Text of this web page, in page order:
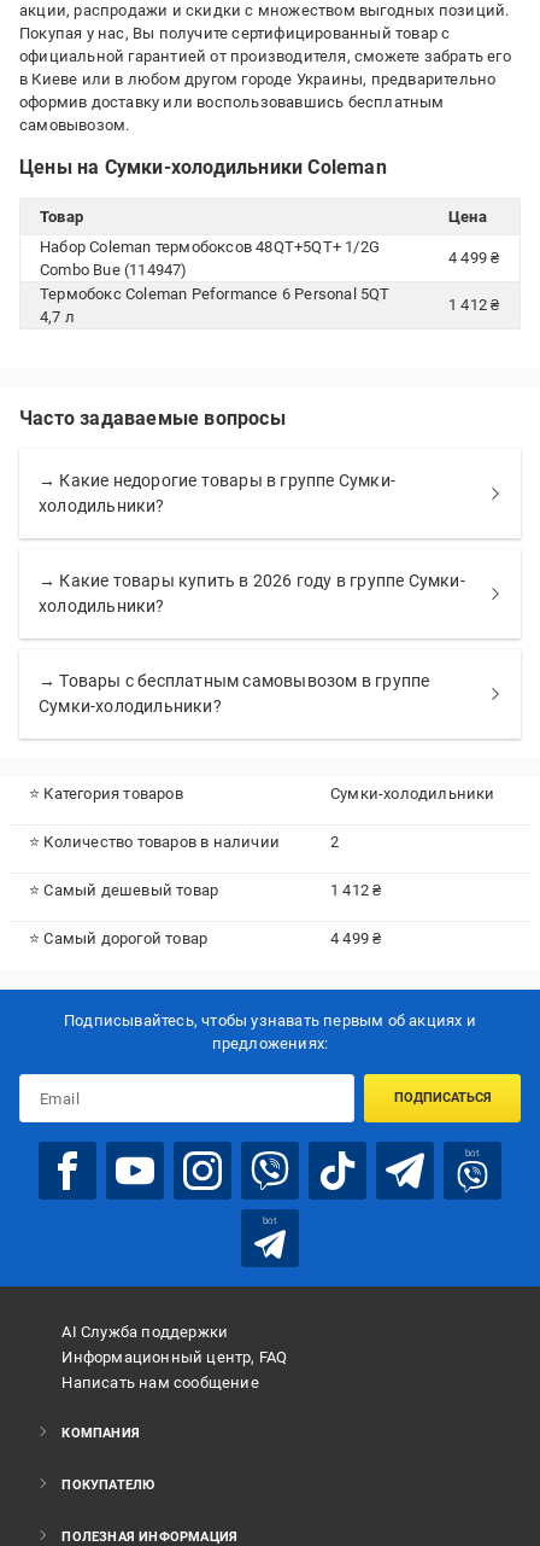
акции, распродажи и скидки с множеством выгодных позиций.
Покупая у нас, Вы получите сертифицированный товар с
официальной гарантией от производителя, сможете забрать его
в Киеве или в любом другом городе Украины, предварительно
оформив доставку или воспользовавшись бесплатным
самовывозом.
Цены на Сумки-холодильники Coleman
Товар
Цена
Набор Coleman термобоксов 48QT+5QT+ 1/2G
Combo Bue (114947)
4 499 ₴
Термобокс Coleman Peformance 6 Personal 5QT
4,7 л
1 412 ₴
Часто задаваемые вопросы
→ Какие недорогие товары в группе Сумки-
холодильники?
→ Какие товары купить в 2026 году в группе Сумки-
холодильники?
→ Товары с бесплатным самовывозом в группе
Сумки-холодильники?
⭐ Категория товаров Сумки-холодильники
⭐ Количество товаров в наличии 2
⭐ Самый дешевый товар 1 412 ₴
⭐ Самый дорогой товар 4 499 ₴
Подписывайтесь, чтобы узнавать первым об акцияx и
предложениях:
ПОДПИСАТЬСЯ
bot
bot
AI Служба поддержки
Информационный центр, FAQ
Написать нам сообщение
КОМПАНИЯ
ПОКУПАТЕЛЮ
ПОЛЕЗНАЯ ИНФОРМАЦИЯ